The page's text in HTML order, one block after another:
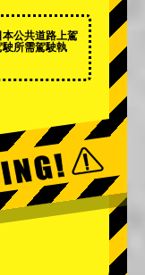
公共道路上駕
所需駕駛執